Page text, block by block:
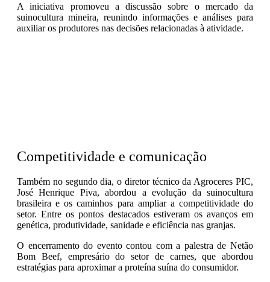
A iniciativa promoveu a discussão sobre o mercado da
suinocultura mineira, reunindo informações e análises para
auxiliar os produtores nas decisões relacionadas à atividade.
Competitividade e comunicação
Também no segundo dia, o diretor técnico da Agroceres PIC,
José Henrique Piva, abordou a evolução da suinocultura
brasileira e os caminhos para ampliar a competitividade do
setor. Entre os pontos destacados estiveram os avanços em
genética, produtividade, sanidade e eficiência nas granjas.
O encerramento do evento contou com a palestra de Netão
Bom Beef, empresário do setor de carnes, que abordou
estratégias para aproximar a proteína suína do consumidor.